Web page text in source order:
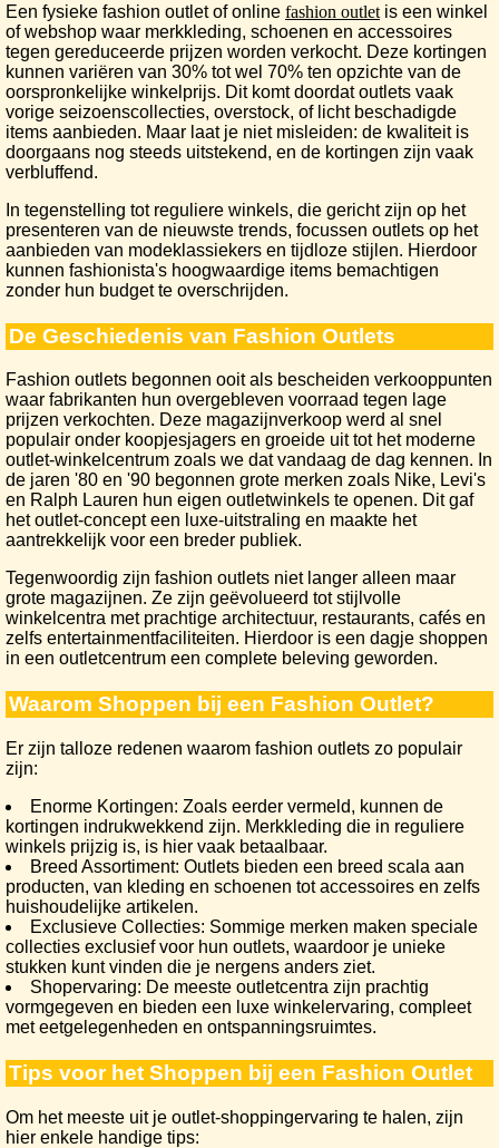
Een fysieke fashion outlet of online fashion outlet is een winkel
of webshop waar merkkleding, schoenen en accessoires
tegen gereduceerde prijzen worden verkocht. Deze kortingen
kunnen variëren van 30% tot wel 70% ten opzichte van de
oorspronkelijke winkelprijs. Dit komt doordat outlets vaak
vorige seizoenscollecties, overstock, of licht beschadigde
items aanbieden. Maar laat je niet misleiden: de kwaliteit is
doorgaans nog steeds uitstekend, en de kortingen zijn vaak
verbluffend.
In tegenstelling tot reguliere winkels, die gericht zijn op het
presenteren van de nieuwste trends, focussen outlets op het
aanbieden van modeklassiekers en tijdloze stijlen. Hierdoor
kunnen fashionista's hoogwaardige items bemachtigen
zonder hun budget te overschrijden.
De Geschiedenis van Fashion Outlets
Fashion outlets begonnen ooit als bescheiden verkooppunten
waar fabrikanten hun overgebleven voorraad tegen lage
prijzen verkochten. Deze magazijnverkoop werd al snel
populair onder koopjesjagers en groeide uit tot het moderne
outlet-winkelcentrum zoals we dat vandaag de dag kennen. In
de jaren '80 en '90 begonnen grote merken zoals Nike, Levi's
en Ralph Lauren hun eigen outletwinkels te openen. Dit gaf
het outlet-concept een luxe-uitstraling en maakte het
aantrekkelijk voor een breder publiek.
Tegenwoordig zijn fashion outlets niet langer alleen maar
grote magazijnen. Ze zijn geëvolueerd tot stijlvolle
winkelcentra met prachtige architectuur, restaurants, cafés en
zelfs entertainmentfaciliteiten. Hierdoor is een dagje shoppen
in een outletcentrum een complete beleving geworden.
Waarom Shoppen bij een Fashion Outlet?
Er zijn talloze redenen waarom fashion outlets zo populair
zijn:
Enorme Kortingen: Zoals eerder vermeld, kunnen de
kortingen indrukwekkend zijn. Merkkleding die in reguliere
winkels prijzig is, is hier vaak betaalbaar.
Breed Assortiment: Outlets bieden een breed scala aan
producten, van kleding en schoenen tot accessoires en zelfs
huishoudelijke artikelen.
Exclusieve Collecties: Sommige merken maken speciale
collecties exclusief voor hun outlets, waardoor je unieke
stukken kunt vinden die je nergens anders ziet.
Shopervaring: De meeste outletcentra zijn prachtig
vormgegeven en bieden een luxe winkelervaring, compleet
met eetgelegenheden en ontspanningsruimtes.
Tips voor het Shoppen bij een Fashion Outlet
Om het meeste uit je outlet-shoppingervaring te halen, zijn
hier enkele handige tips: